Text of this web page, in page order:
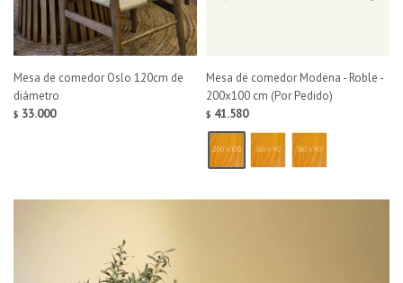
Mesa de comedor Oslo 120cm de
diámetro
$ 33.000
Mesa de comedor Modena - Roble -
200x100 cm (Por Pedido)
$ 41.580